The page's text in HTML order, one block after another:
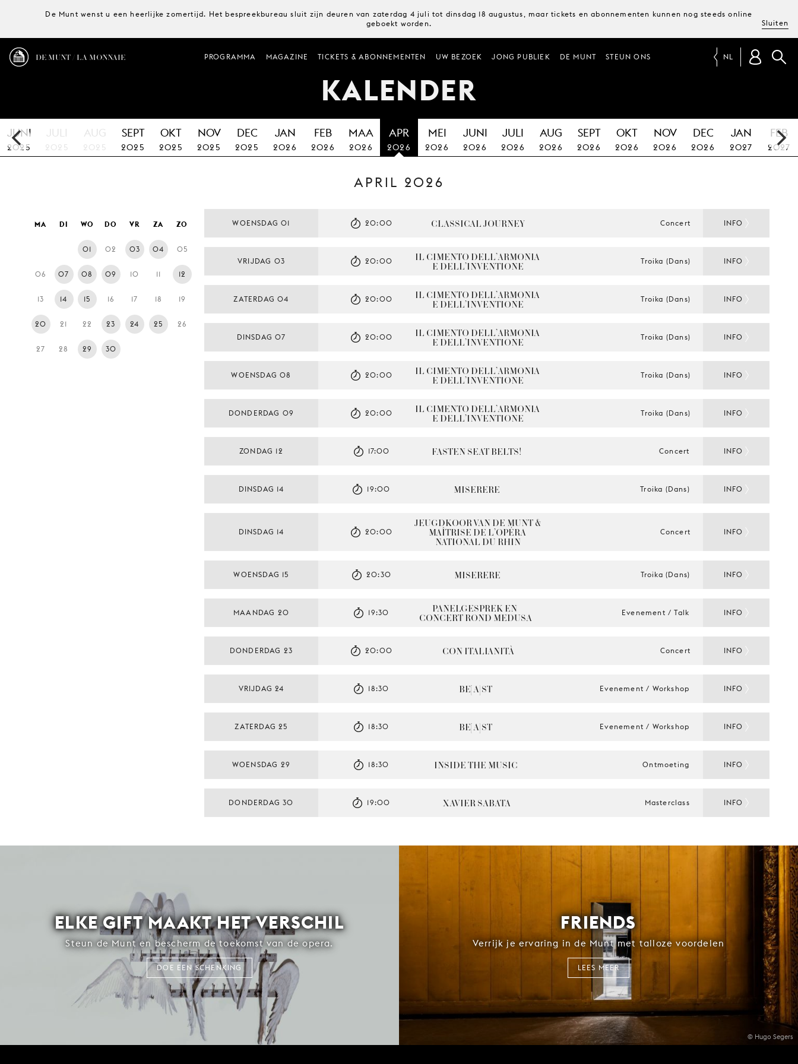
De Munt wenst u een heerlijke zomertijd. Het bespreekbureau sluit zijn deuren van zaterdag 4 juli tot dinsdag 18 augustus, maar tickets en abonnementen kunnen nog steeds online
geboekt worden.
Sluiten
DE MUNT / LA MONNAIE PROGRAMMA MAGAZINE TICKETS & ABONNEMENTEN UW BEZOEK JONG PUBLIEK DE MUNT STEUN ONS NL
KALENDER
JUNI
2025
JULI
2025
AUG
2025
SEPT
2025
OKT
2025
NOV
2025
DEC
2025
JAN
2026
FEB
2026
MAA
2026
APR
2026
MEI
2026
JUNI
2026
JULI
2026
AUG
2026
SEPT
2026
OKT
2026
NOV
2026
DEC
2026
JAN
2027
FEB
2027
APRIL 2026
MA DI WO DO VR ZA ZO
01 02 03 04 05
06 07 08 09 10 11 12
13 14 15 16 17 18 19
20 21 22 23 24 25 26
27 28 29 30
WOENSDAG 01 CLASSICAL JOURNEY
20:00 Concert INFO
VRIJDAG 03 IL CIMENTO DELL’ARMONIA
E DELL’INVENTIONE
20:00 Troika (Dans) INFO
ZATERDAG 04 IL CIMENTO DELL’ARMONIA
E DELL’INVENTIONE
20:00 Troika (Dans) INFO
DINSDAG 07 IL CIMENTO DELL’ARMONIA
E DELL’INVENTIONE
20:00 Troika (Dans) INFO
WOENSDAG 08 IL CIMENTO DELL’ARMONIA
E DELL’INVENTIONE
20:00 Troika (Dans) INFO
DONDERDAG 09 IL CIMENTO DELL’ARMONIA
E DELL’INVENTIONE
20:00 Troika (Dans) INFO
ZONDAG 12 FASTEN SEAT BELTS!
17:00 Concert INFO
DINSDAG 14 MISERERE
19:00 Troika (Dans) INFO
DINSDAG 14
JEUGDKOOR VAN DE MUNT &
MAÎTRISE DE L’OPÉRA
NATIONAL DU RHIN
20:00 Concert INFO
WOENSDAG 15 MISERERE
20:30 Troika (Dans) INFO
MAANDAG 20 PANELGESPREK EN
CONCERT ROND MEDUSA
19:30 Evenement / Talk INFO
DONDERDAG 23 CON ITALIANITÀ
20:00 Concert INFO
VRIJDAG 24 BE[A]ST
18:30 Evenement / Workshop INFO
ZATERDAG 25 BE[A]ST
18:30 Evenement / Workshop INFO
WOENSDAG 29 INSIDE THE MUSIC
18:30 Ontmoeting INFO
DONDERDAG 30 XAVIER SABATA
19:00 Masterclass INFO
ELKE GIFT MAAKT HET VERSCHIL
Steun de Munt en bescherm de toekomst van de opera.
DOE EEN SCHENKING
© Hugo Segers
FRIENDS
Verrijk je ervaring in de Munt met talloze voordelen
LEES MEER